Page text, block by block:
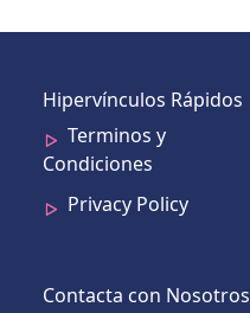
Hipervínculos Rápidos
Terminos y
Condiciones
Privacy Policy
Contacta con Nosotros